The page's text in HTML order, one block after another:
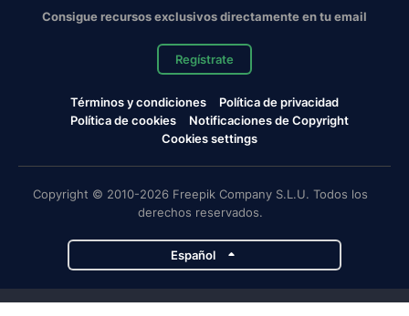
Consigue recursos exclusivos directamente en tu email
Regístrate
Términos y condiciones
Política de privacidad
Política de cookies
Notificaciones de Copyright
Cookies settings
Copyright © 2010-2026 Freepik Company S.L.U. Todos los
derechos reservados.
Español